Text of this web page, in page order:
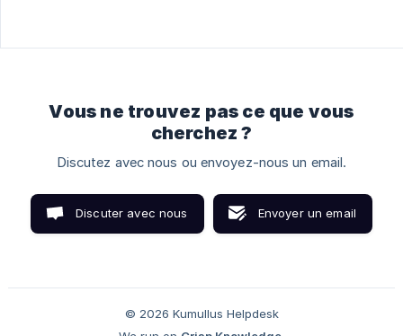
Vous ne trouvez pas ce que vous
cherchez ?
Discutez avec nous ou envoyez-nous un email.
Discuter avec nous Envoyer un email
© 2026 Kumullus Helpdesk